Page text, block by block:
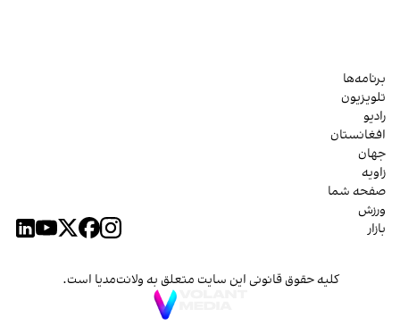
برنامه‌ها
تلویزیون
رادیو
افغانستان
جهان
زاویه
صفحه شما
ورزش
بازار
کلیه حقوق قانونی این سایت متعلق به ولانت‌مدیا است.